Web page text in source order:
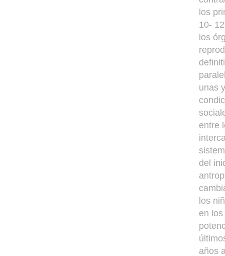
los
10-
los
unas
entre
del
los
en
años